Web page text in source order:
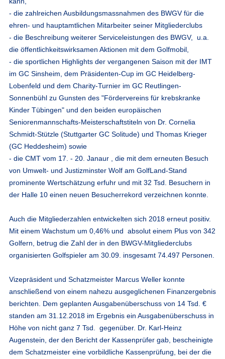
- die zahlreichen Ausbildungsmassnahmen des BWGV für die
ehren- und hauptamtlichen Mitarbeiter seiner Mitgliederclubs
- die Beschreibung weiterer Serviceleistungen des BWGV, u.a.
die öffentlichkeitswirksamen Aktionen mit dem Golfmobil,
- die sportlichen Highlights der vergangenen Saison mit der IMT
im GC Sinsheim, dem Präsidenten-Cup im GC Heidelberg-
Lobenfeld und dem Charity-Turnier im GC Reutlingen-
Sonnenbühl zu Gunsten des "Fördervereins für krebskranke
Kinder Tübingen" und den beiden europäischen
Seniorenmannschafts-Meisterschaftstiteln von Dr. Cornelia
Schmidt-Stützle (Stuttgarter GC Solitude) und Thomas Krieger
(GC Heddesheim) sowie
- die CMT vom 17. - 20. Janaur , die mit dem erneuten Besuch
von Umwelt- und Justizminster Wolf am GolfLand-Stand
prominente Wertschätzung erfuhr und mit 32 Tsd. Besuchern in
der Halle 10 einen neuen Besucherrekord verzeichnen konnte.
Auch die Mitgliederzahlen entwickelten sich 2018 erneut positiv.
Mit einem Wachstum um 0,46% und absolut einem Plus von 342
Golfern, betrug die Zahl der in den BWGV-Mitgliederclubs
organisierten Golfspieler am 30.09. insgesamt 74.497 Personen.
Vizepräsident und Schatzmeister Marcus Weller konnte
anschließend von einem nahezu ausgeglichenen Finanzergebnis
berichten. Dem geplanten Ausgabenüberschuss von 14 Tsd. €
standen am 31.12.2018 im Ergebnis ein Ausgabenüberschuss in
Höhe von nicht ganz 7 Tsd. gegenüber. Dr. Karl-Heinz
Augenstein, der den Bericht der Kassenprüfer gab, bescheinigte
dem Schatzmeister eine vorbildliche Kassenprüfung, bei der die